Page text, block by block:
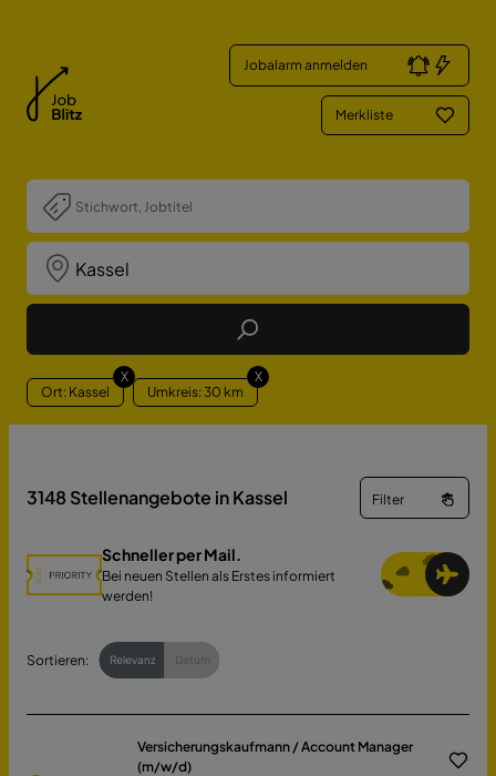
Jobalarm anmelden
Merkliste
Job Finden
Ort: Kassel
X
Umkreis: 30 km
X
3148 Stellenangebote in Kassel Filter
Schneller per Mail.
Bei neuen Stellen als Erstes informiert
werden!
Sortieren: Relevanz Datum
Versicherungskaufmann / Account Manager
(m/w/d)